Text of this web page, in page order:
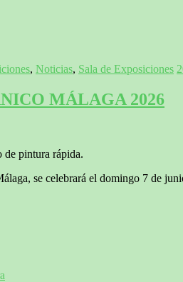
, Noticias, Sala de Exposiciones
MÁLAGA 2026
pintura rápida.
se celebrará el domingo 7 de